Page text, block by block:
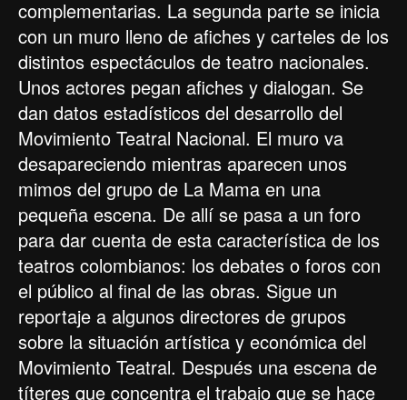
complementarias. La segunda parte se inicia
con un muro lleno de afiches y carteles de los
distintos espectáculos de teatro nacionales.
Unos actores pegan afiches y dialogan. Se
dan datos estadísticos del desarrollo del
Movimiento Teatral Nacional. El muro va
desapareciendo mientras aparecen unos
mimos del grupo de La Mama en una
pequeña escena. De allí se pasa a un foro
para dar cuenta de esta característica de los
teatros colombianos: los debates o foros con
el público al final de las obras. Sigue un
reportaje a algunos directores de grupos
sobre la situación artística y económica del
Movimiento Teatral. Después una escena de
títeres que concentra el trabajo que se hace